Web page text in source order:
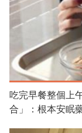
吃完早餐整個上
合」：根本安眠